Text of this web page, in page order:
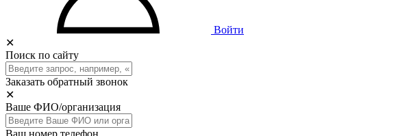
Войти
✕
Поиск по сайту
Заказать обратный звонок
✕
Ваше ФИО/организация
Ваш номер телефон